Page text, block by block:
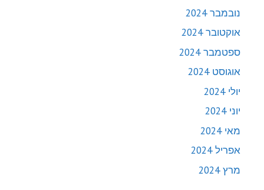
נובמבר 2024
אוקטובר 2024
ספטמבר 2024
אוגוסט 2024
יולי 2024
יוני 2024
מאי 2024
אפריל 2024
מרץ 2024